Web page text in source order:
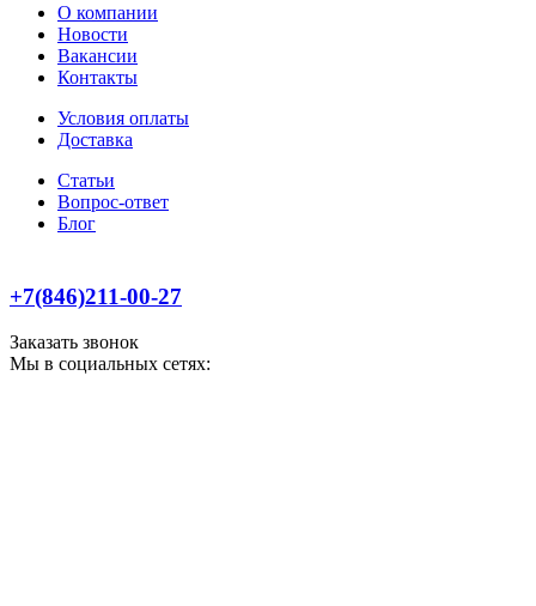
О компании
Новости
Вакансии
Контакты
Условия оплаты
Доставка
Статьи
Вопрос-ответ
Блог
+7(846)211-00-27
Заказать звонок
Мы в социальных сетях: